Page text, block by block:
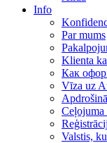
Info
Par mums
Klienta
Как
Vīza uz
Ceļojuma
Valstis,